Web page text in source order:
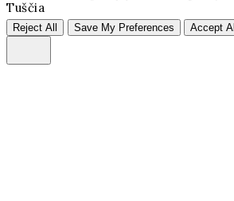
Tuščia
Reject All Save My Preferences Accept All